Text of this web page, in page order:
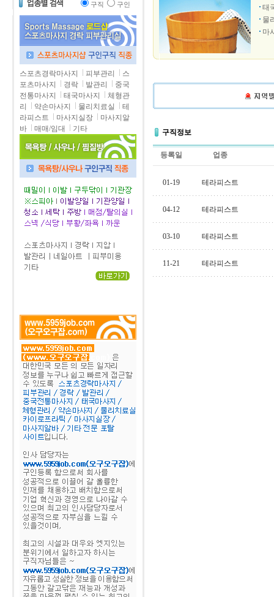
구직 구인
스포츠경락마사지 피부관리
스
포츠마사지
경락 발관리
중국
전통마사지
태국마사지
체형관
리
약손마사지 물리치료실
테
라피스트
마사지실장
마사지알
바
매매/임대 기타
태
물
마
구직정보
등록일 업종
01-19 테라피스트
04-12 테라피스트
03-10 테라피스트
11-21 테라피스트